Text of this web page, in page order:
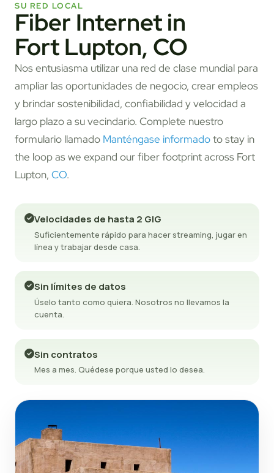
SU RED LOCAL
Fiber Internet in
Fort Lupton, CO
Nos entusiasma utilizar una red de clase mundial para
ampliar las oportunidades de negocio, crear empleos
y brindar sostenibilidad, confiabilidad y velocidad a
largo plazo a su vecindario. Complete nuestro
formulario llamado Manténgase informadoto stay in
the loop as we expand our fiber footprint across Fort
Lupton, CO.
Velocidades de hasta 2 GIG
Suficientemente rápido para hacer streaming, jugar en
línea y trabajar desde casa.
Sin límites de datos
Úselo tanto como quiera. Nosotros no llevamos la
cuenta.
Sin contratos
Mes a mes. Quédese porque usted lo desea.